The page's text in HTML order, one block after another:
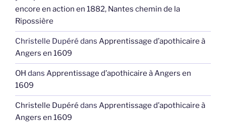
encore en action en 1882, Nantes chemin de la
Ripossière
Christelle Dupéré dans Apprentissage d’apothicaire à
Angers en 1609
OH dans Apprentissage d’apothicaire à Angers en
1609
Christelle Dupéré dans Apprentissage d’apothicaire à
Angers en 1609